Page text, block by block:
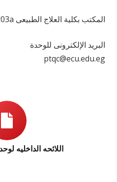
المكتب بكلية العلاج الطبيعى
البريد الإلكترونى للوحدة
ptqc@ecu.edu.eg
اللائحه الداخليه